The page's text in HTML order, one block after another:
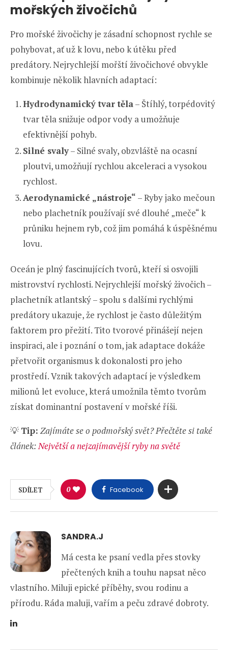
mořských živočichů
Pro mořské živočichy je zásadní schopnost rychle se
pohybovat, ať už k lovu, nebo k útěku před
predátory. Nejrychlejší mořští živočichové obvykle
kombinuje několik hlavních adaptací:
Hydrodynamický tvar těla– Štíhlý, torpédovitý
tvar těla snižuje odpor vody a umožňuje
efektivnější pohyb.
Silné svaly– Silné svaly, obzvláště na ocasní
ploutvi, umožňují rychlou akceleraci a vysokou
rychlost.
Aerodynamické „nástroje“ – Ryby jako mečoun
nebo plachetník používají své dlouhé „meče“ k
průniku hejnem ryb, což jim pomáhá k úspěšnému
lovu.
Oceán je plný fascinujících tvorů, kteří si osvojili
mistrovství rychlosti. Nejrychlejší mořský živočich –
plachetník atlantský – spolu s dalšími rychlými
predátory ukazuje, že rychlost je často důležitým
faktorem pro přežití. Tito tvorové přinášejí nejen
inspiraci, ale i poznání o tom, jak adaptace dokáže
přetvořit organismus k dokonalosti pro jeho
prostředí. Vznik takových adaptací je výsledkem
milionů let evoluce, která umožnila těmto tvorům
získat dominantní postavení v mořské říši.
💡 Tip: Zajímáte se o podmořský svět? Přečtěte si také
článek:Největší a nejzajímavější ryby na světě
SDÍLET 0 Facebook
SANDRA.J
Má cesta ke psaní vedla přes stovky
přečtených knih a touhu napsat něco
vlastního. Miluji epické příběhy, svou rodinu a
přírodu. Ráda maluji, vařím a peču zdravé dobroty.